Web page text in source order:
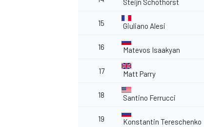
MEER RACEKLASSEN
Steijn Schothorst
15 Giuliano Alesi
16 Matevos Isaakyan
17 Matt Parry
18 Santino Ferrucci
19 Konstantin Tereschenko